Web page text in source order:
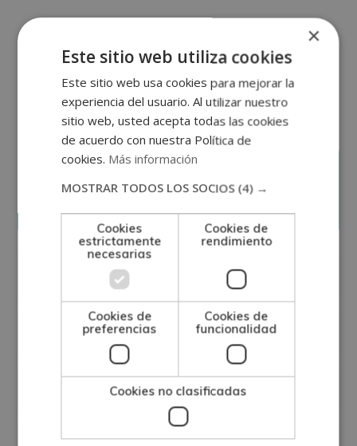
Solicita información
×
Este sitio web utiliza cookies
Este sitio web usa cookies para mejorar la
experiencia del usuario. Al utilizar nuestro
sitio web, usted acepta todas las cookies
de acuerdo con nuestra Política de
cookies. Más información
MOSTRAR TODOS LOS SOCIOS (4) →
Cookies
estrictamente
necesarias
Cookies de
rendimiento
Cookies de
preferencias
Cookies de
funcionalidad
Cookies no clasificadas